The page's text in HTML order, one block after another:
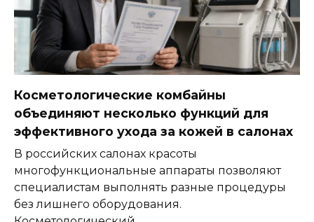
Косметологические комбайны
объединяют несколько функций для
эффективного ухода за кожей в салонах
В российских салонах красоты
многофункциональные аппараты позволяют
специалистам выполнять разные процедуры
без лишнего оборудования.